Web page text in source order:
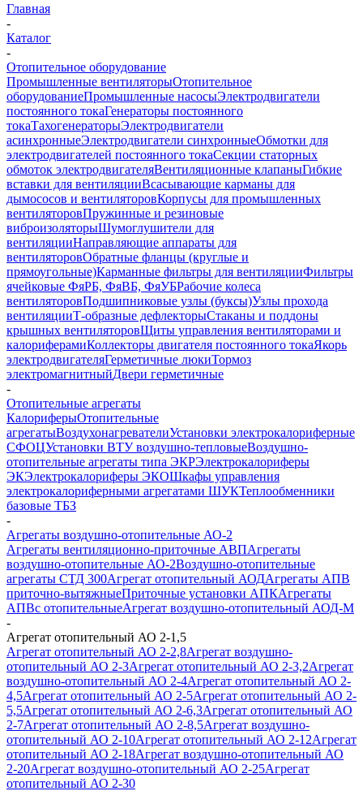
Главная
-
Каталог
-
Отопительное оборудование
Промышленные вентиляторыОтопительное
оборудованиеПромышленные насосыЭлектродвигатели
постоянного токаГенераторы постоянного
токаТахогенераторыЭлектродвигатели
асинхронныеЭлектродвигатели синхронныеОбмотки для
электродвигателей постоянного токаСекции статорных
обмоток электродвигателяВентиляционные клапаныГибкие
вставки для вентиляцииВсасывающие карманы для
дымососов и вентиляторовКорпусы для промышленных
вентиляторовПружинные и резиновые
виброизоляторыШумоглушители для
вентиляцииНаправляющие аппараты для
вентиляторовОбратные фланцы (круглые и
прямоугольные)Карманные фильтры для вентиляцииФильтры
ячейковые ФяРБ, ФяВБ, ФяУБРабочие колеса
вентиляторовПодшипниковые узлы (буксы)Узлы прохода
вентиляцииТ-образные дефлекторыСтаканы и поддоны
крышных вентиляторовЩиты управления вентиляторами и
калориферамиКоллекторы двигателя постоянного токаЯкорь
электродвигателяГерметичные люкиТормоз
электромагнитныйДвери герметичные
-
Отопительные агрегаты
КалориферыОтопительные
агрегатыВоздухонагревателиУстановки электрокалориферные
СФОЦУстановки ВТУ воздушно-тепловыеВоздушно-
отопительные агрегаты типа ЭКРЭлектрокалориферы
ЭКЭлектрокалориферы ЭКОШкафы управления
электрокалориферными агрегатами ШУКТеплообменники
базовые ТБЗ
-
Агрегаты воздушно-отопительные АО-2
Агрегаты вентиляционно-приточные АВПАгрегаты
воздушно-отопительные АО-2Воздушно-отопительные
агрегаты СТД 300Агрегат отопительный АОДАгрегаты АПВ
приточно-вытяжныеПриточные установки АПКАгрегаты
АПВс отопительныеАгрегат воздушно-отопительный АОД-М
-
Агрегат отопительный АО 2-1,5
Агрегат отопительный АО 2-2,8Агрегат воздушно-
отопительный АО 2-3Агрегат отопительный АО 2-3,2Агрегат
воздушно-отопительный АО 2-4Агрегат отопительный АО 2-
4,5Агрегат отопительный АО 2-5Агрегат отопительный АО 2-
5,5Агрегат отопительный АО 2-6,3Агрегат отопительный АО
2-7Агрегат отопительный АО 2-8,5Агрегат воздушно-
отопительный АО 2-10Агрегат отопительный АО 2-12Агрегат
отопительный АО 2-18Агрегат воздушно-отопительный АО
2-20Агрегат воздушно-отопительный АО 2-25Агрегат
отопительный АО 2-30